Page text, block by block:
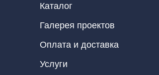
Каталог
Галерея проектов
Оплата и доставка
Услуги